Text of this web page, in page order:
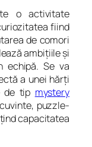
o activitate
fiind
de comori
ambițiile și
echipă. Se va
a unei hărți
de tip mystery
puzzle-
capacitatea